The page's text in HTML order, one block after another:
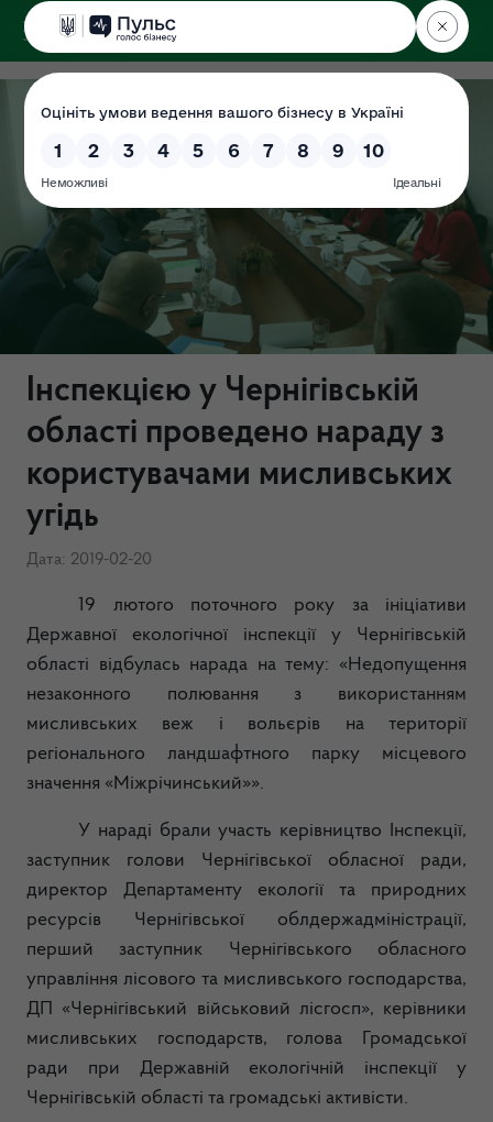
ДЕРЖЕКОІНСПЕКЦІЯ
Інспекцією у Чернігівській
області проведено нараду з
користувачами мисливських
угідь
Дата: 2019-02-20
19 лютого поточного року за ініціативи
Державної екологічної інспекції у Чернігівській
області відбулась нарада на тему: «Недопущення
незаконного полювання з використанням
мисливських веж і вольєрів на території
регіонального ландшафтного парку місцевого
значення «Міжрічинський»».
У нараді брали участь керівництво Інспекції,
заступник голови Чернігівської обласної ради,
директор Департаменту екології та природних
ресурсів Чернігівської облдержадміністрації,
перший заступник Чернігівського обласного
управління лісового та мисливського господарства,
ДП «Чернігівський військовий лісгосп», керівники
мисливських господарств, голова Громадської
ради при Державній екологічній інспекції у
Чернігівській області та громадські активісти.